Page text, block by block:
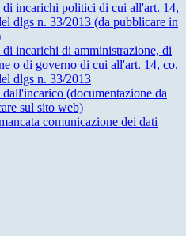
incarichi politici di cui all'art. 14,
dlgs n. 33/2013 (da pubblicare in
incarichi di amministrazione, di
o di governo di cui all'art. 14, co.
dlgs n. 33/2013
dall'incarico (documentazione da
sul sito web)
comunicazione dei dati